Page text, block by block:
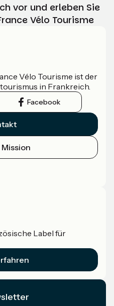
vor und erleben Sie
Vélo Tourisme
Vélo Tourisme ist der
in Frankreich.
Facebook
Label für